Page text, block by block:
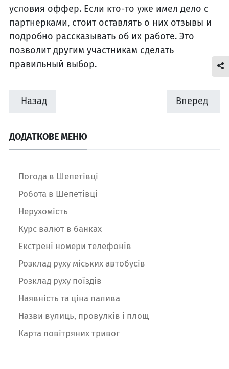
условия оффер. Если кто-то уже имел дело с
партнерками, стоит оставлять о них отзывы и
подробно рассказывать об их работе. Это
позволит другим участникам сделать
правильный выбор.
Назад Вперед
ДОДАТКОВЕ МЕНЮ
Погода в Шепетівці
Робота в Шепетівці
Нерухомість
Курс валют в банках
Екстрені номери телефонів
Розклад руху міських автобусів
Розклад руху поїздів
Наявність та ціна палива
Назви вулиць, провулків і площ
Карта повітряних тривог